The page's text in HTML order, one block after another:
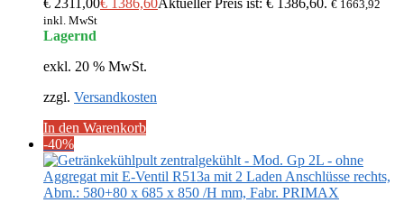
€ 2311,00€ 1386,60Aktueller Preis ist: € 1386,60. € 1663,92
inkl. MwSt
Lagernd
exkl. 20 % MwSt.
zzgl. Versandkosten
In den Warenkorb
-40%